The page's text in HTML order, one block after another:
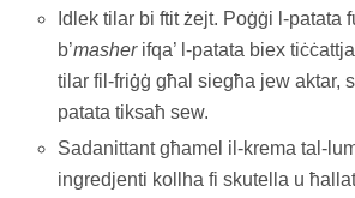
Idlek tilar bi ftit żejt. Poġġi l-patata
b’masherifqa’ l-patata biex
tilar fil-friġġ għal siegħa jew aktar,
patata tiksaħ sew.
Sadanittant għamel il-krema tal-
ingredjenti kollha fi skutella u